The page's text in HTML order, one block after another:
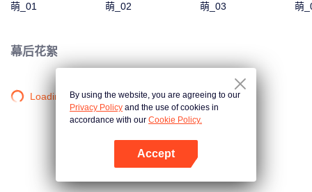
萌_01
萌_02
萌_03
萌
幕后花絮
Loading…By using the website, you are agreeing to our
Privacy Policy and the use of cookies in
accordance with our Cookie Policy.
Accept